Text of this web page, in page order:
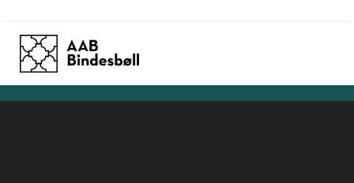
Skip
content